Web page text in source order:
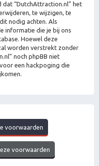
“DutchAttraction.nl” het
te wijzigen, te
nodig achten. Als
informatie die je bij ons
Hoewel deze
worden verstrekt zonder
noch phpBB niet
een hackpoging die